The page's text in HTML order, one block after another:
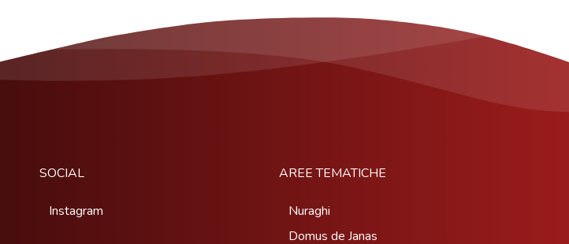
SOCIAL
Instagram
AREE TEMATICHE
Nuraghi
Domus de Janas